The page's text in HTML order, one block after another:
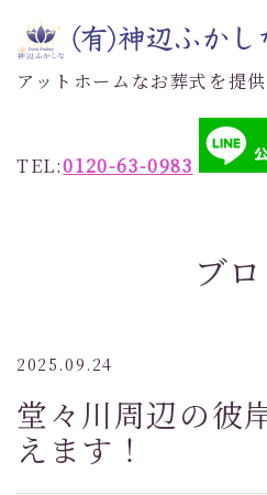
アットホームなお葬式を提
TEL:0120-63-0983
ブ
2025.09.24
堂々川周辺の彼
えます！